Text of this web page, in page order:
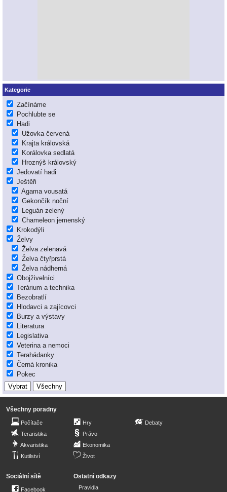
Kategorie
Začínáme
Pochlubte se
Hadi
Užovka červená
Krajta královská
Korálovka sedlatá
Hroznýš královský
Jedovatí hadi
Ještěři
Agama vousatá
Gekončík noční
Leguán zelený
Chameleon jemenský
Krokodýli
Želvy
Želva zelenavá
Želva čtyřprstá
Želva nádherná
Obojživelníci
Terárium a technika
Bezobratlí
Hlodavci a zajícovci
Burzy a výstavy
Literatura
Legislativa
Veterina a nemoci
Terahádanky
Černá kronika
Pokec
Všechny poradny
Počítače
Teraristika
Akvaristika
Kutilství
Hry
Právo
Ekonomika
Život
Debaty
Sociální sítě
Facebook
Ostatní odkazy
Pravidla